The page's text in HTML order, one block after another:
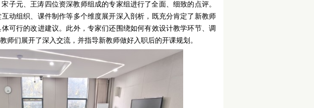
子元、王涛四位资深教师组成的专家组进行了全面、细致的点评。
动组织、课件制作等多个维度展开深入剖析，既充分肯定了新教师
可行的改进建议。此外，专家们还围绕如何有效设计教学环节、调
师们展开了深入交流，并指导新教师做好入职后的开课规划。